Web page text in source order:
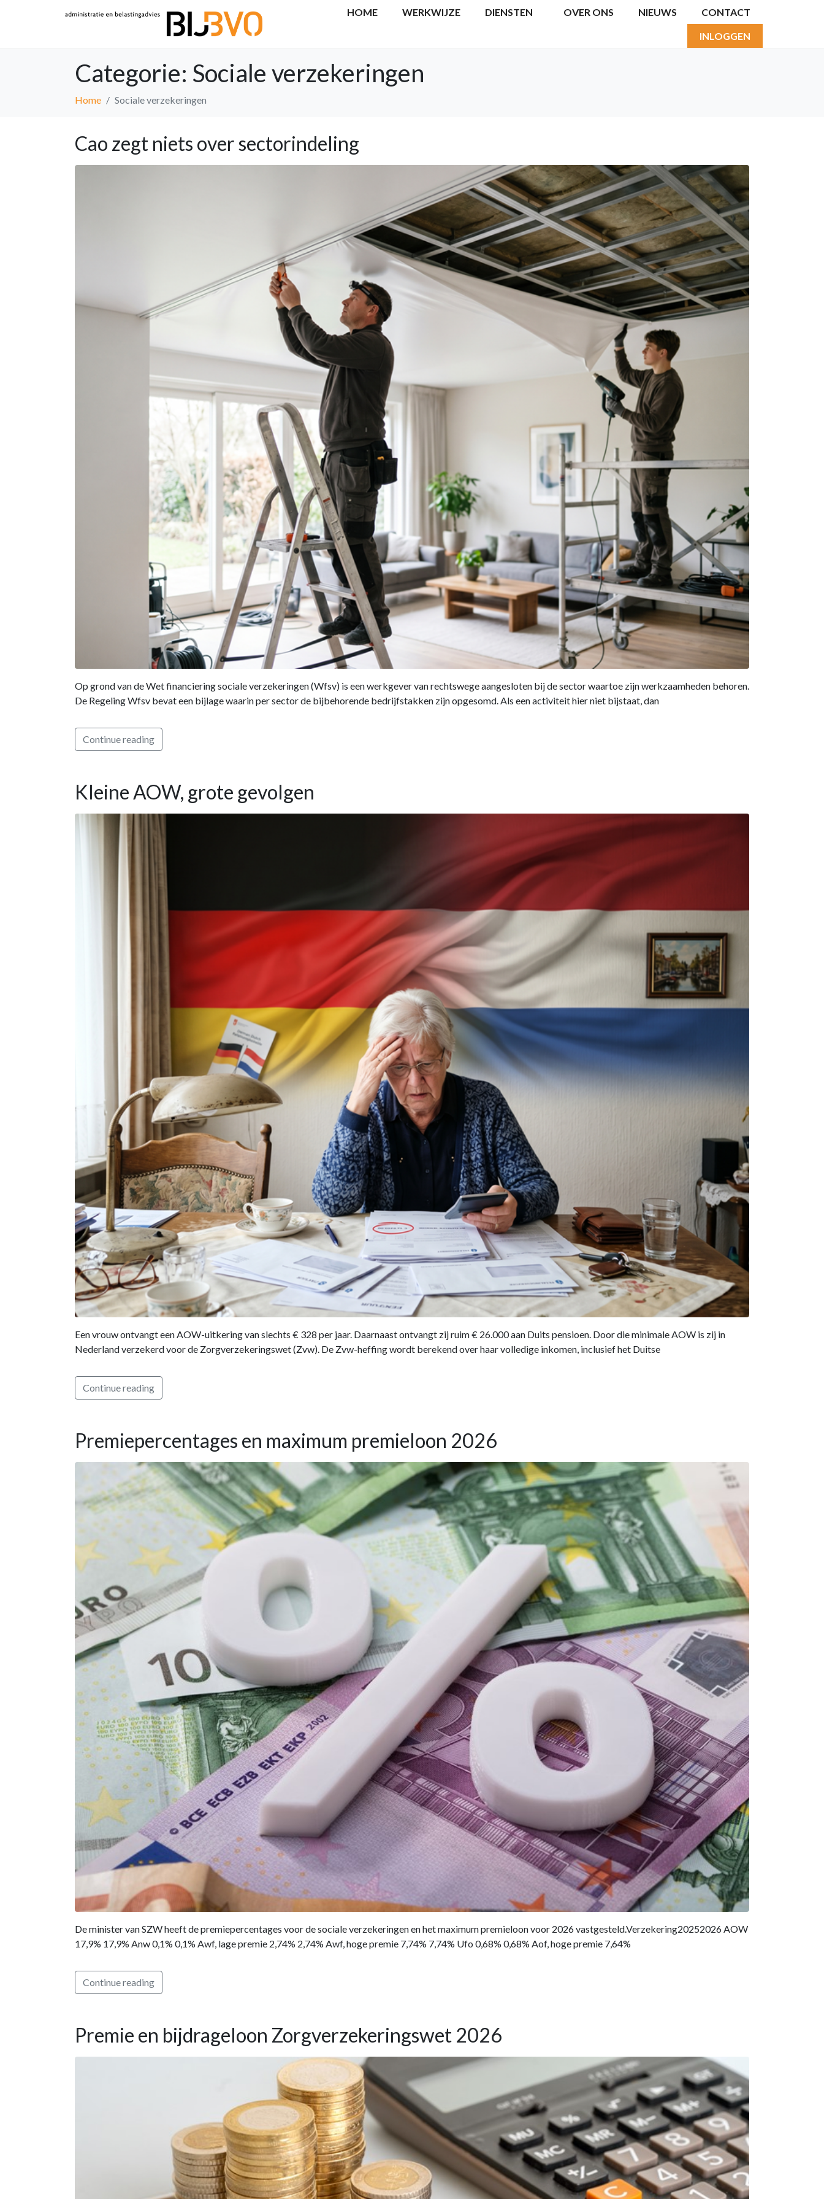
HOME WERKWIJZE DIENSTEN OVER ONS NIEUWS CONTACT
INLOGGEN
Categorie: Sociale verzekeringen
Home Sociale verzekeringen
Cao zegt niets over sectorindeling
Op grond van de Wet financiering sociale verzekeringen (Wfsv) is een werkgever van rechtswege aangesloten bij de sector waartoe zijn werkzaamheden behoren.
De Regeling Wfsv bevat een bijlage waarin per sector de bijbehorende bedrijfstakken zijn opgesomd. Als een activiteit hier niet bijstaat, dan
Continue reading
Kleine AOW, grote gevolgen
Een vrouw ontvangt een AOW-uitkering van slechts € 328 per jaar. Daarnaast ontvangt zij ruim € 26.000 aan Duits pensioen. Door die minimale AOW is zij in
Nederland verzekerd voor de Zorgverzekeringswet (Zvw). De Zvw-heffing wordt berekend over haar volledige inkomen, inclusief het Duitse
Continue reading
Premiepercentages en maximum premieloon 2026
De minister van SZW heeft de premiepercentages voor de sociale verzekeringen en het maximum premieloon voor 2026 vastgesteld.Verzekering20252026 AOW
17,9% 17,9% Anw 0,1% 0,1% Awf, lage premie 2,74% 2,74% Awf, hoge premie 7,74% 7,74% Ufo 0,68% 0,68% Aof, hoge premie 7,64%
Continue reading
Premie en bijdrageloon Zorgverzekeringswet 2026